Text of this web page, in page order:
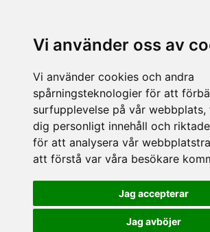
Vi använder oss av
Vi använder cookies och andra
spårningsteknologier för att
surfupplevelse på vår
dig personligt innehåll och
för att analysera vår
att förstå var våra besökare
Jag accepterar
Jag avböjer